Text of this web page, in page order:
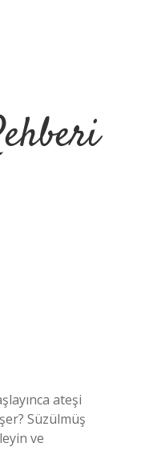
ateşi
Süzülmüş
ve